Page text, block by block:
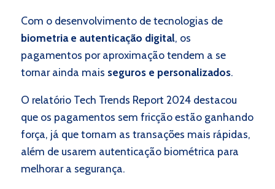
Com o desenvolvimento de tecnologias de
biometria e autenticação digital, os
pagamentos por aproximação tendem a se
tornar ainda mais seguros e personalizados.
O relatório Tech Trends Report 2024 destacou
que os pagamentos sem fricção estão ganhando
força, já que tornam as transações mais rápidas,
além de usarem autenticação biométrica para
melhorar a segurança.